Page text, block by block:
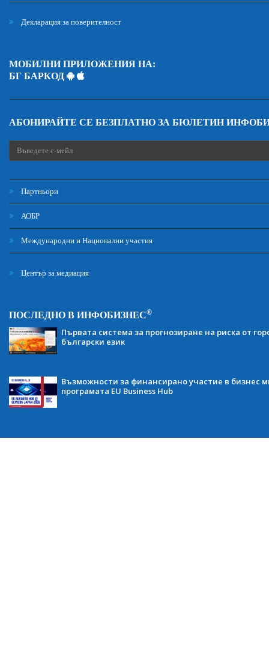
Декларация за поверителност
МОБИЛНИ ПРИЛОЖЕНИЯ НА:
БГ БАРКОД
АБОНИРАЙТЕ СЕ БЕЗПЛАТНО ЗА БЮЛЕТИН
Партньори
АОБР
Международни и Национални участия
Център за медиация
ПОСЛЕДНО В ИНФОБИЗНЕС®
Първата система за прогнозиране на риска от
български език
Възможности за финансирано участие в бизнес
програмата EU Business Hub